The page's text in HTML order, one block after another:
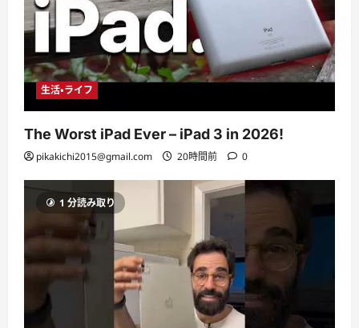
生活・ライフ
The Worst iPad Ever – iPad 3 in 2026!
pikakichi2015@gmail.com 20時間前 0
1 分読み取り